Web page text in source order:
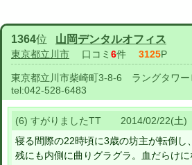
1364位 山岡デンタルオフィス
東京都立川市 口コミ 6件 3125P
東京都立川市柴崎町3-8-6 ラングタワー
tel:042-528-6483
(6) すがりましたTT 2014/02/22(土)
寝る間際の22時頃に3歳の坊主が転倒し
残にも内側に曲りグラグラ。血だらけ